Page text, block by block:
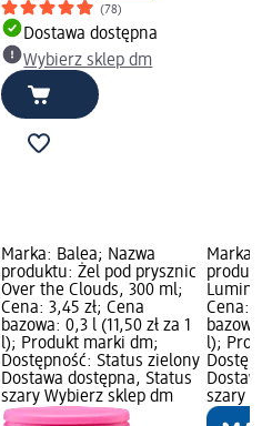
(78)
Dostawa dostępna
Wybierz sklep dm
Marka: Balea; Nazwa
produktu: Żel pod prysznic
Over the Clouds, 300 ml;
Cena: 3,45 zł; Cena
bazowa: 0,3 l (11,50 zł za 1
l); Produkt marki dm;
Dostępność: Status zielony
Dostawa dostępna, Status
szary Wybierz sklep dm
Marka:
Cena:
bazowa:
l);
szary